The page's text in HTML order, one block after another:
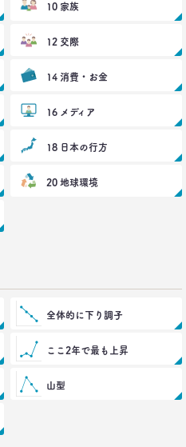
な女性が増えたワケ
先生｣な時代
う使い方。
卓
10 家族
12 交際
14 消費・お金
16 メディア
18 日本の行方
20 地球環境
全体的に下り調子
ここ2年で最も上昇
山型